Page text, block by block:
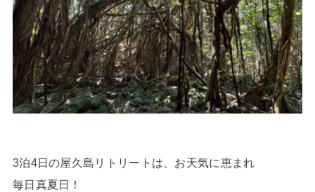
3泊4日の屋久島リトリートは、お天気に恵まれ
毎日真夏日！